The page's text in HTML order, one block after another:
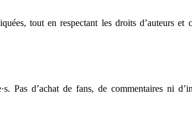
tout en respectant les droits d’auteurs et
Pas d’achat de fans, de commentaires ni